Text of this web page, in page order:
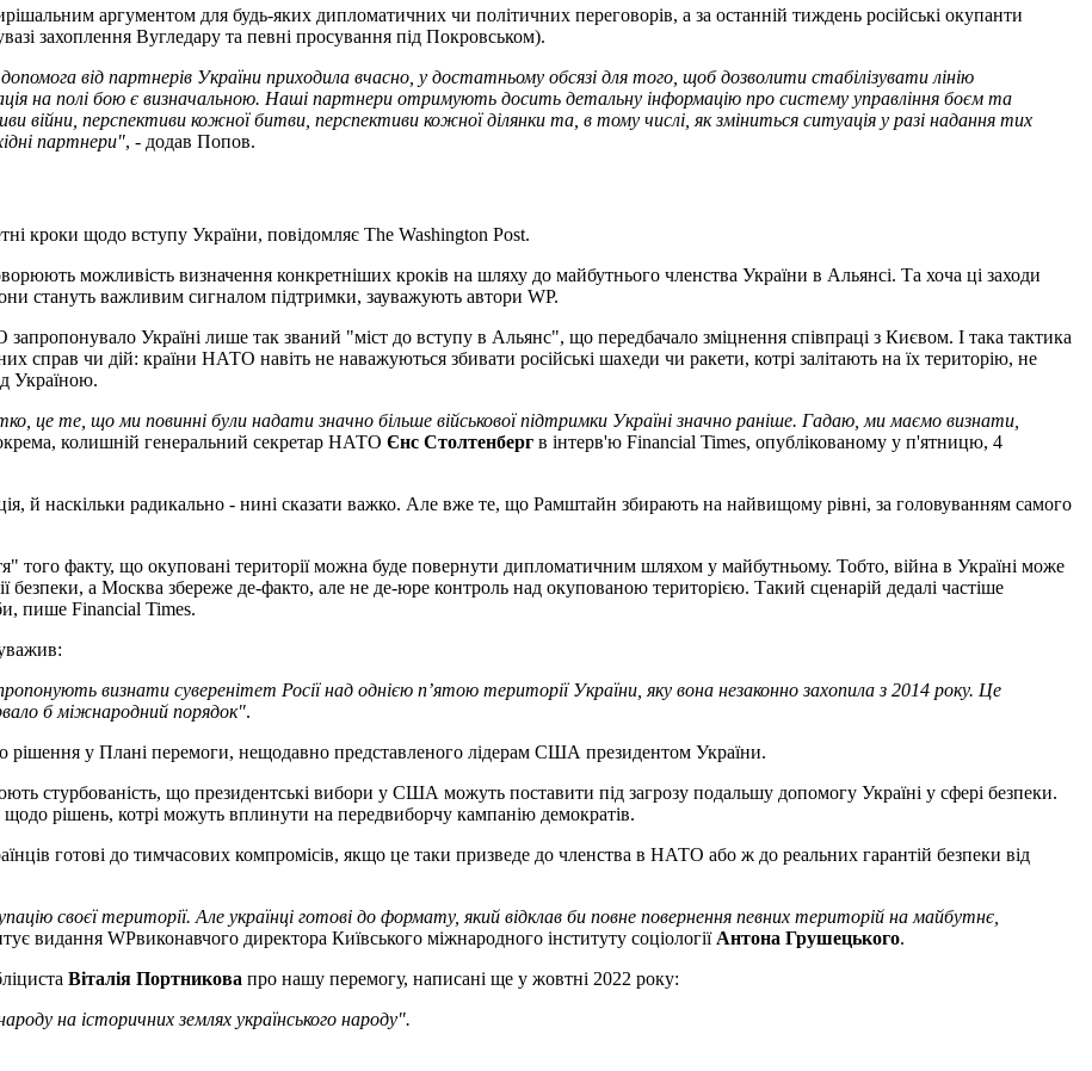
аргументом для будь-яких дипломатичних чи політичних переговорів, а за останній тиждень російські окупанти
захоплення Вугледару та певні просування під Покровськом).
від партнерів України приходила вчасно, у достатньому обсязі для того, щоб дозволити стабілізувати лінію
на полі бою є визначальною. Наші партнери отримують досить детальну інформацію про систему управління боєм та
війни, перспективи кожної битви, перспективи кожної ділянки та, в тому числі, як зміниться ситуація у разі надання тих
партнери", - додав Попов.
кроки щодо вступу України, повідомляє The Washington Post.
можливість визначення конкретніших кроків на шляху до майбутнього членства України в Альянсі. Та хоча ці заходи
стануть важливим сигналом підтримки, зауважують автори WP.
Україні лише так званий "міст до вступу в Альянс", що передбачало зміцнення співпраці з Києвом. І така тактика
справ чи дій: країни НАТО навіть не наважуються збивати російські шахеди чи ракети, котрі залітають на їх територію, не
Україною.
це те, що ми повинні були надати значно більше військової підтримки Україні значно раніше. Гадаю, ми маємо визнати,
колишній генеральний секретар НАТО Єнс Столтенберг в інтерв'ю Financial Times, опублікованому у п'ятницю, 4
й наскільки радикально - нині сказати важко. Але вже те, що Рамштайн збирають на найвищому рівні, за головуванням самого
того факту, що окуповані території можна буде повернути дипломатичним шляхом у майбутньому. Тобто, війна в Україні може
безпеки, а Москва збереже де-факто, але не де-юре контроль над окупованою територією. Такий сценарій дедалі частіше
пише Financial Times.
визнати суверенітет Росії над однією п’ятою території України, яку вона незаконно захопила з 2014 року. Це
б міжнародний порядок".
рішення у Плані перемоги, нещодавно представленого лідерам США президентом України.
стурбованість, що президентські вибори у США можуть поставити під загрозу подальшу допомогу Україні у сфері безпеки.
рішень, котрі можуть вплинути на передвиборчу кампанію демократів.
готові до тимчасових компромісів, якщо це таки призведе до членства в НАТО або ж до реальних гарантій безпеки від
своєї території. Але українці готові до формату, який відклав би повне повернення певних територій на майбутнє,
видання WPвиконавчого директора Київського міжнародного інституту соціології Антона Грушецького.
Віталія Портникова про нашу перемогу, написані ще у жовтні 2022 року:
на історичних землях українського народу".